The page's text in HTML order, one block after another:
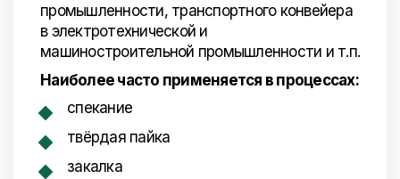
промышленности, транспортного конвейера
в электротехнической и
машиностроительной промышленности и т.п.
Наиболее часто применяется в процессах:
спекание
твёрдая пайка
закалка